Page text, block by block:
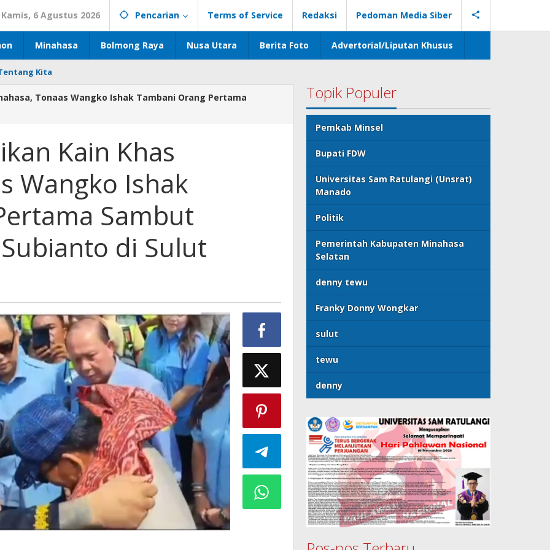
Kamis, 6 Agustus 2026 Pencarian Terms of Service Redaksi Pedoman Media Siber
Minahasa Bolmong Raya Nusa Utara Berita Foto Advertorial/Liputan Khusus
Kita
Tonaas Wangko Ishak Tambani Orang Pertama
Kain Khas
Wangko Ishak
Sambut
di Sulut
Topik Populer
Pemkab Minsel
Bupati FDW
Universitas Sam Ratulangi (Unsrat)
Manado
Politik
Pemerintah Kabupaten Minahasa
Selatan
denny tewu
Franky Donny Wongkar
sulut
tewu
denny